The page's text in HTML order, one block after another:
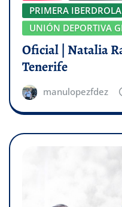
PRIMERA IBERDROLA
UNIÓN DEPORTIVA
Oficial | Natalia
Tenerife
manulopezfdez